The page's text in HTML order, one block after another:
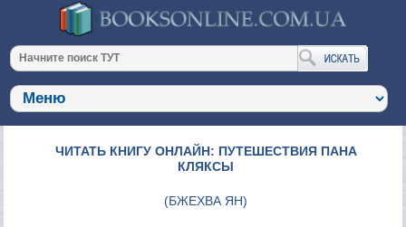
ЧИТАТЬ КНИГУ ОНЛАЙН: ПУТЕШЕСТВИЯ ПАНА
КЛЯКСЫ
(БЖЕХВА ЯН)